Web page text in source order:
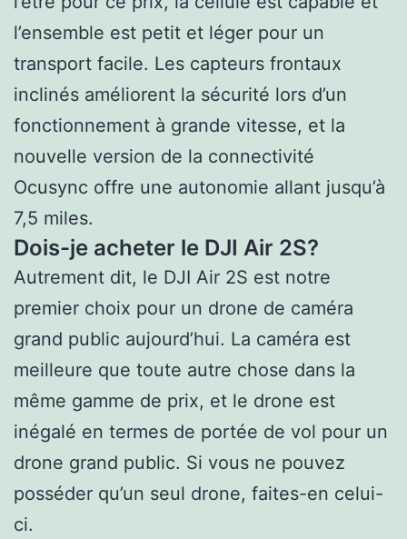
l’ensemble est petit et léger pour un
transport facile. Les capteurs frontaux
inclinés améliorent la sécurité lors d’un
fonctionnement à grande vitesse, et la
nouvelle version de la connectivité
Ocusync offre une autonomie allant jusqu’à
7,5 miles.
Dois-je acheter le DJI Air 2S?
Autrement dit, le DJI Air 2S est notre
premier choix pour un drone de caméra
grand public aujourd’hui. La caméra est
meilleure que toute autre chose dans la
même gamme de prix, et le drone est
inégalé en termes de portée de vol pour un
drone grand public. Si vous ne pouvez
posséder qu’un seul drone, faites-en celui-
ci.